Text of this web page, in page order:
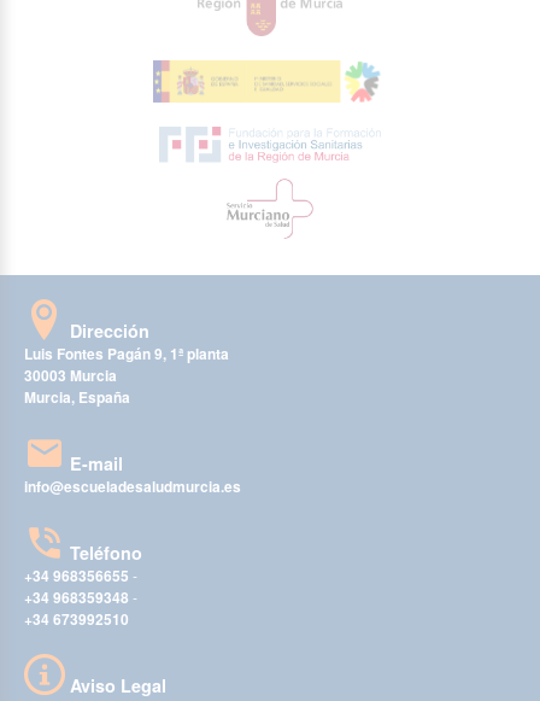
Dirección
Luis Fontes Pagán 9, 1ª planta
30003 Murcia
Murcia, España
E-mail
info@escueladesaludmurcia.es
Teléfono
+34 968356655 -
+34 968359348 -
+34 673992510
Aviso Legal